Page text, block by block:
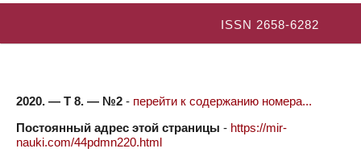
ISSN 2658-6282
2020. — Т 8. — №2 - перейти к содержанию номера...
Постоянный адрес этой страницы - https://mir-
nauki.com/44pdmn220.html